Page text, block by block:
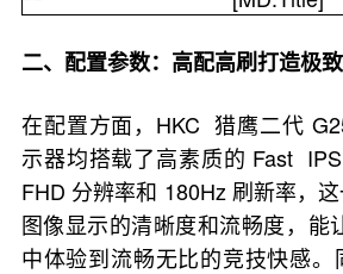
二、配置参数：高配高刷打造极
在配置方面，HKC 猎鹰二代
示器均搭载了高素质的 Fast
FHD 分辨率和 180Hz 刷新率，
图像显示的清晰度和流畅度，能
中体验到流畅无比的竞技快感